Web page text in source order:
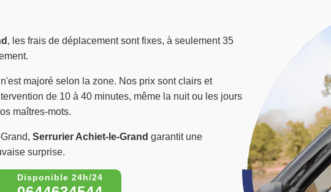
, les frais de déplacement sont fixes, à seulement 35
majoré selon la zone. Nos prix sont clairs et
de 10 à 40 minutes, même la nuit ou les jours
maîtres-mots.
Serrurier Achiet-le-Grand garantit une
surprise.